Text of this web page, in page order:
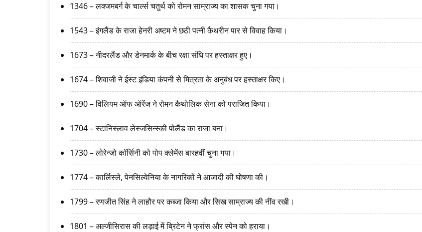
1346 – लक्जमबर्ग के चार्ल्स चतुर्थ को रोमन साम्राज्य का शासक चुना गया।
1543 – इंगलैंड के राजा हेनरी अष्टम ने छठी पत्नी कैथरीन पार से विवाह किया।
1673 – नीदरलैंड और डेनमार्क के बीच रक्षा संधि पर हस्ताक्षर हुए।
1674 – शिवाजी ने ईस्ट इंडिया कंपनी से मित्रता के अनुबंध पर हस्ताक्षर किए।
1690 – विलियम ऑफ ऑरेंज ने रोमन कैथोलिक सेना को पराजित किया।
1704 – स्टानिस्लाव लेस्जसिन्स्की पोलैंड का राजा बना।
1730 – लोरेन्जो कॉर्सिनी को पोप क्लेमेंस बारहवीं चुना गया।
1774 – कार्लिस्ले, पेनसिल्वेनिया के नागरिकों ने आजादी की घोषणा की।
1799 – रणजीत सिंह ने लाहौर पर कब्जा किया और सिख साम्राज्य की नींव रखी।
1801 – अल्जीसिरास की लड़ाई में ब्रिटेन ने फ्रांस और स्पेन को हराया।